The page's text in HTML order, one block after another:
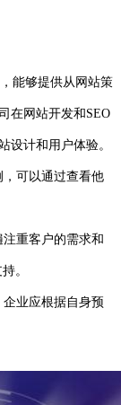
能够提供从网站策
在网站开发和SEO
设计和用户体验。
可以通过查看他
重客户的需求和
。
业应根据自身预